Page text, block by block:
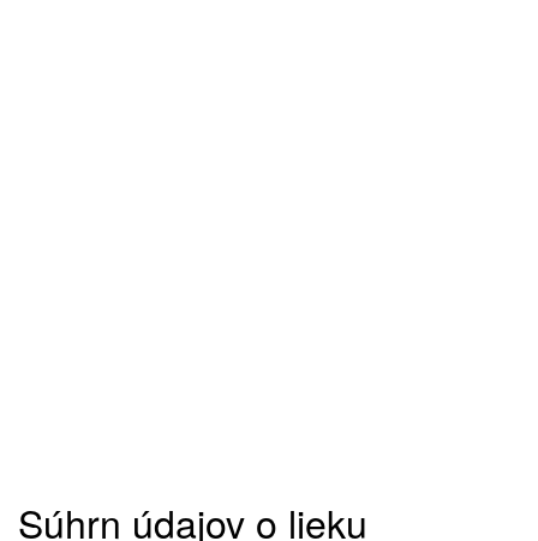
Súhrn údajov o lieku